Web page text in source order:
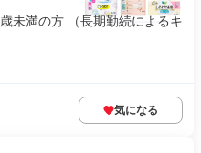
未満の方 （長期勤続によるキ
気になる